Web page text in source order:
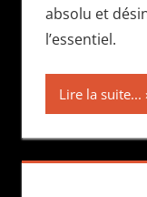
absolu et
l’essentiel.
Lire la suite...